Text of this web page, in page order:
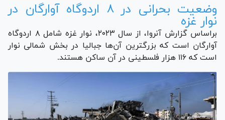
وضعیت بحرانی در ۸ اردوگاه آوارگان در
نوار غزه
براساس گزارش آنروا، از سال ۲۰۲۳، نوار غزه شامل ۸ اردوگاه
آوارگان است که بزرگترین آن‌ها جبالیا در بخش شمالی نوار
است که ۱۱۶ هزار فلسطینی در آن ساکن هستند.